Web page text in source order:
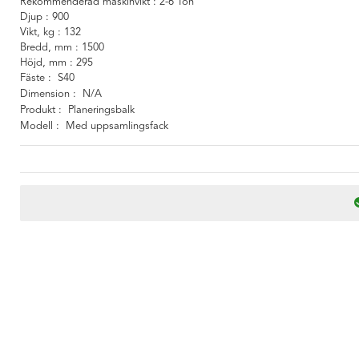
Rekommenderad maskinvikt
2-6 Ton
Djup
900
Vikt, kg
132
Bredd, mm
1500
Höjd, mm
295
Fäste
S40
Dimension
N/A
Produkt
Planeringsbalk
Modell
Med uppsamlingsfack